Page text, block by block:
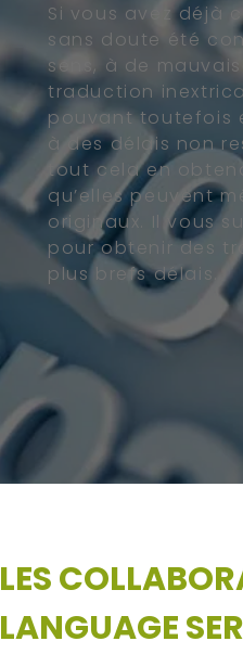
Si vous avez déjà
sans doute été
sens, à de
traduction
pouvant toutefois
à des délais non
tout cela en
qu’elles peuvent
originaux. Il vous
pour obtenir des
plus brefs délais.
LES
LANGUAGE